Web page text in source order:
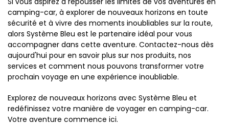
camping-car, à explorer de nouveaux horizons en toute
sécurité et à vivre des moments inoubliables sur la route,
alors Système Bleu est le partenaire idéal pour vous
accompagner dans cette aventure. Contactez-nous dès
aujourd'hui pour en savoir plus sur nos produits, nos
services et comment nous pouvons transformer votre
prochain voyage en une expérience inoubliable.
Explorez de nouveaux horizons avec Système Bleu et
redéfinissez votre manière de voyager en camping-car.
Votre aventure commence ici.